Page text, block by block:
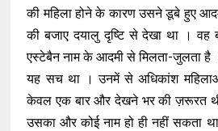
की महिला होने के कारण उसने डूबे हुए
की बजाए दयालु दृष्टि से देखा था । वह
एस्टेबैन नाम के आदमी से मिलता-जुलता है
यह सच था । उनमें से अधिकांश
केवल एक बार और देखने भर की ज़रूरत
उसका और कोई नाम हो ही नहीं सकता